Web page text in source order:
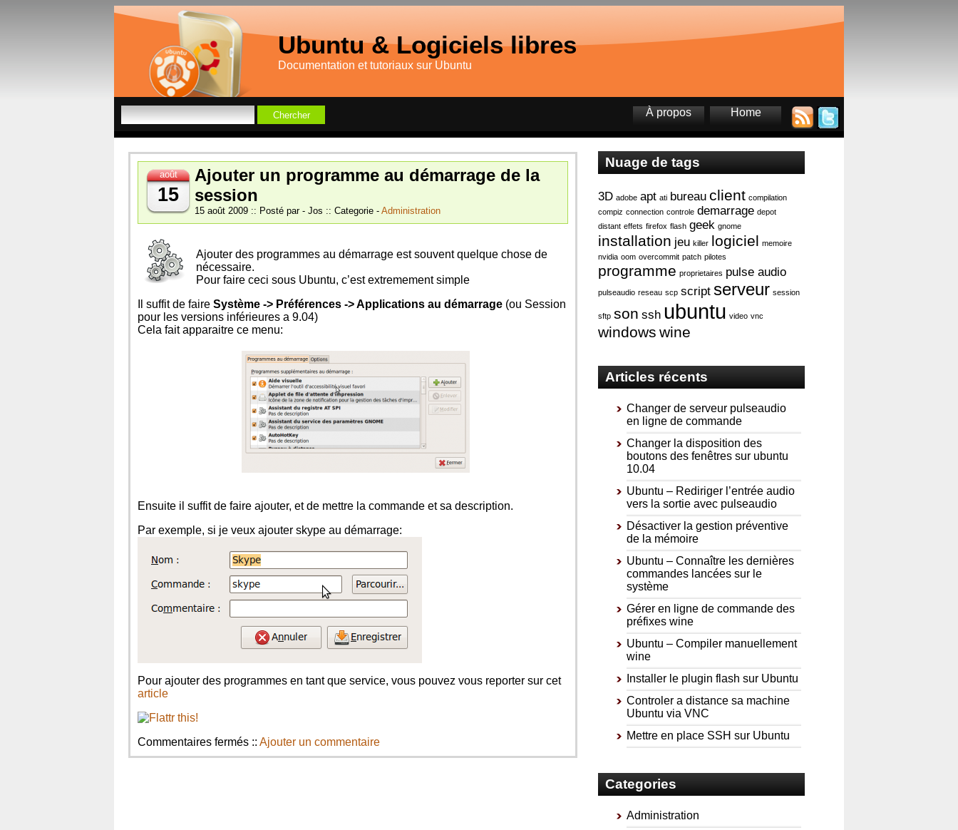
Ubuntu & Logiciels libres
Documentation et tutoriaux sur Ubuntu
Home
À propos
août
15
Ajouter un programme au démarrage de la
session
15 août 2009 :: Posté par - Jos :: Categorie - Administration
Ajouter des programmes au démarrage est souvent quelque chose de
nécessaire.
Pour faire ceci sous Ubuntu, c’est extremement simple
Il suffit de faire Système -> Préférences -> Applications au démarrage (ou Session
pour les versions inférieures a 9.04)
Cela fait apparaitre ce menu:
Ensuite il suffit de faire ajouter, et de mettre la commande et sa description.
Par exemple, si je veux ajouter skype au démarrage:
Pour ajouter des programmes en tant que service, vous pouvez vous reporter sur cet
article
Commentaires ferméssur
Ajouter
:: Ajouter un commentaire
Nuage de tags
3D adobe apt ati bureau client compilation
compiz connection controle demarrage depot
distant effets firefox flash geek gnome
installation jeu killer logiciel memoire
nvidia oom overcommit patch pilotes
programme proprietaires pulse audio
pulseaudio reseau scp script serveur session
sftp son ssh ubuntu video vnc
windows wine
Articles récents
Changer de serveur pulseaudio
en ligne de commande
Changer la disposition des
boutons des fenêtres sur ubuntu
10.04
Ubuntu – Rediriger l’entrée audio
vers la sortie avec pulseaudio
Désactiver la gestion préventive
de la mémoire
Ubuntu – Connaître les dernières
commandes lancées sur le
système
Gérer en ligne de commande des
préfixes wine
Ubuntu – Compiler manuellement
wine
Installer le plugin flash sur Ubuntu
Controler a distance sa machine
Ubuntu via VNC
Mettre en place SSH sur Ubuntu
Categories
Administration